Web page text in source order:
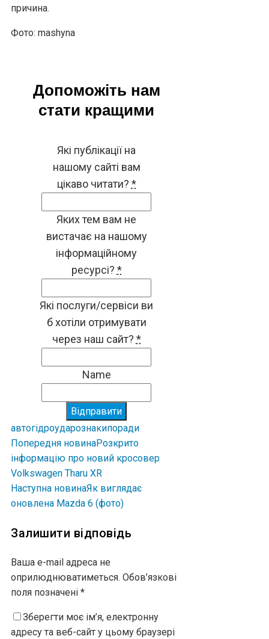
причина.
Фото: mashyna
Допоможіть нам
стати кращими
Які публікації на
нашому сайті вам
цікаво читати? *
Яких тем вам не
вистачає на нашому
інформаційному
ресурсі? *
Які послуги/сервіси ви
б хотіли отримувати
через наш сайт? *
Name
Відправити
автогідроударознакипоради
Попередня новинаРозкрито
інформацію про новий кросовер
Volkswagen Tharu XR
Наступна новинаЯк виглядає
оновлена Mazda 6 (фото)
Залишити відповідь
Ваша e-mail адреса не
оприлюднюватиметься. Обов’язкові
поля позначені *
Зберегти моє ім’я, електронну
адресу та веб-сайт у цьому браузері